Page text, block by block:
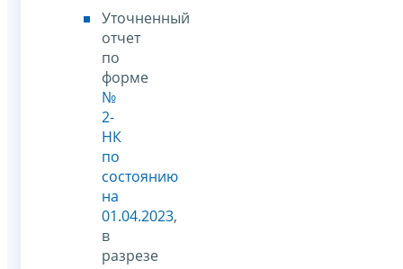
Уточненный
отчет
по
форме
№
2-
НК
по
состоянию
на
01.04.2023,
в
разрезе